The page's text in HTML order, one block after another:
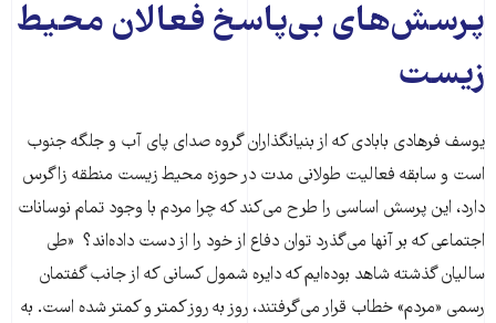
پرسش‌های بی‌پاسخ فعالان محیط
زیست
یوسف فرهادی بابادی که از بنیانگذاران گروه صدای پای آب و جلگه جنوب
است و سابقه فعالیت طولانی مدت در حوزه محیط زیست منطقه زاگرس
دارد، این پرسش اساسی را طرح می‌کند که چرا مردم با وجود تمام نوسانات
اجتماعی که بر آنها می‌گذرد توان دفاع از خود را از دست داده‌اند؟ «طی
سالیان گذشته شاهد بوده‌ایم که دایره شمول کسانی که از جانب گفتمان
رسمی «مردم» خطاب قرار می‌گرفتند، روز به روز کمتر و کمتر شده است. به